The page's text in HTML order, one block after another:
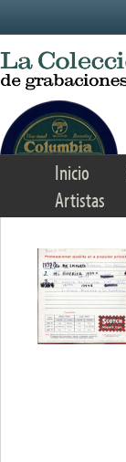
Inicio
Artistas